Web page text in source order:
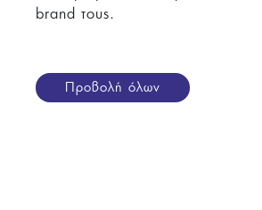
brand τους.
Προβολή όλων